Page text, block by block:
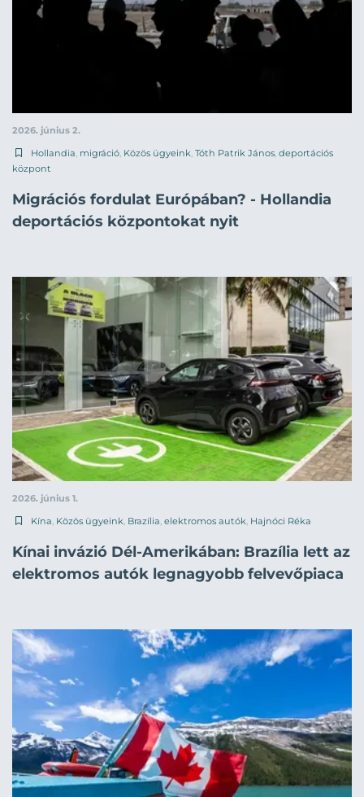
2026. június 2.
Hollandia, migráció, Közös ügyeink, Tóth Patrik János, deportációs
központ
Migrációs fordulat Európában? - Hollandia
deportációs központokat nyit
2026. június 1.
Kína, Közös ügyeink, Brazília, elektromos autók, Hajnóci Réka
Kínai invázió Dél-Amerikában: Brazília lett az
elektromos autók legnagyobb felvevőpiaca